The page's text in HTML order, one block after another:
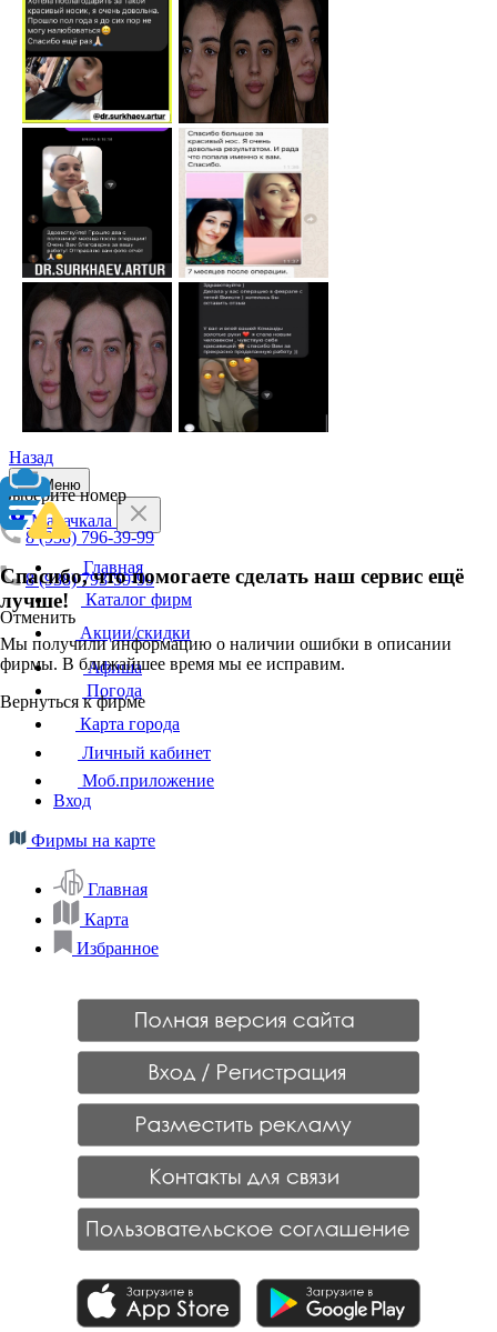
Назад
Выберите номер
8 (938) 796-39-99
8 (938) 793-59-99
Отменить
Спасибо, что помогаете сделать наш сервис ещё
лучше!
Мы получили информацию о наличии ошибки в описании
фирмы. В ближайшее время мы ее исправим.
Вернуться к фирме
Меню
Махачкала
Главная
Каталог фирм
Акции/скидки
Афиша
Погода
Карта города
Личный кабинет
Моб.приложение
Вход
Фирмы на карте
Главная
Карта
Избранное